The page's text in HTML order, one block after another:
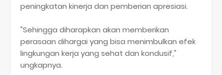
peningkatan kinerja dan pemberian apresiasi.
"Sehingga diharapkan akan memberikan
perasaan dihargai yang bisa menimbulkan efek
lingkungan kerja yang sehat dan kondusif,"
ungkapnya.